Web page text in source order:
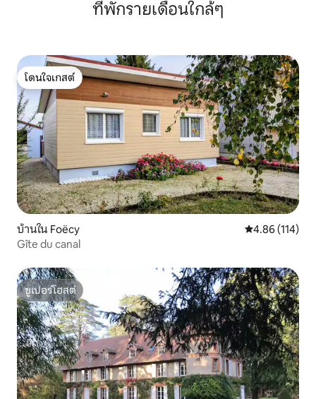
ที่พักรายเดือนใกล้ๆ
โดนใจเกสต์
โดนใจเกสต์
บ้านใน Foëcy คะแนนเฉลี่ย
4.86 (114)
Gîte du canal
ซูเปอร์โฮสต์
ซูเปอร์โฮสต์